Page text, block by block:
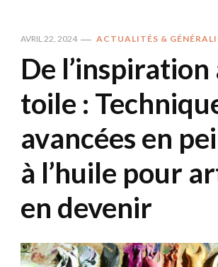
AVRIL 22, 2024 ACTUALITÉS &
De l’inspiration
toile :
avancées en
à l’huile pour
en devenir